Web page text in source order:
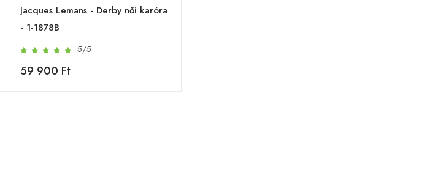
Jacques Lemans - Derby női karóra
- 1-1878B
5/5
59 900 Ft